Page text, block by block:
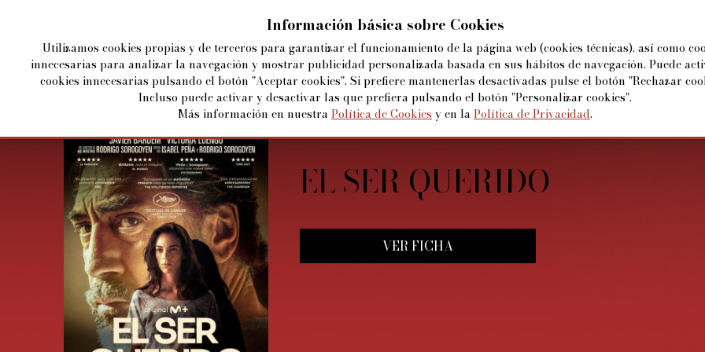
CARTELERA ▼ BALLET/OPERA/ARTE
SES.ESP. NABUCCO
VERONA) (2026)
EL SER QUERIDO
VER FICHA
EL FINAL DE OAK STREET
VER FICHA
SES.ESP.ANDREA CHENIER
BREGENZ) (2026)
LA CONSTELACIÓN DEL
VER FICHA
TADEO JONES Y LA
MARAVILLOSA
SES.ESP. CARMEN. (ST
OPEN AIR) (2026)
MARSUPILAMI
VER FICHA
Información básica sobre Cookies
Utilizamos cookies propias y de terceros para garantizar el funcionamiento de la página web (cookies técnicas), así como
innecesarias para analizar la navegación y mostrar publicidad personalizada basada en sus hábitos de navegación. Puede
cookies innecesarias pulsando el botón "Aceptar cookies". Si prefiere mantenerlas desactivadas pulse el botón "Rechazar
Incluso puede activar y desactivar las que prefiera pulsando el botón "Personalizar cookies".
Más información en nuestraPolítica de Cookies y en laPolítica de Privacidad.